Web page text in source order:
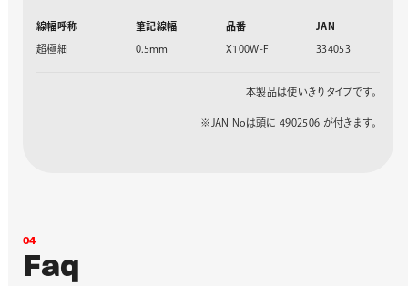
線幅呼称 筆記線幅 品番 JAN
超極細 0.5mm X100W-F 334053
本製品は使いきりタイプです。
※JAN Noは頭に 4902506 が付きます。
04
Faq